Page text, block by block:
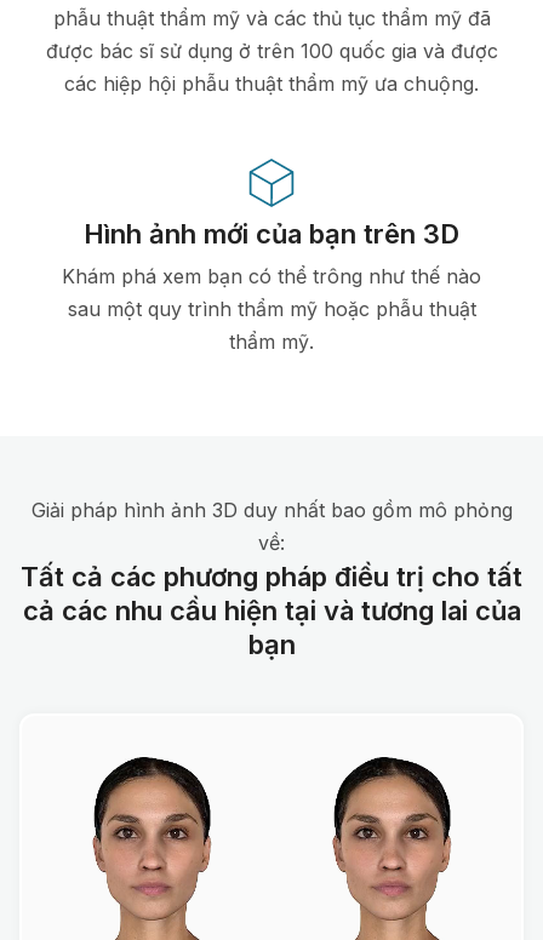
phẫu thuật thẩm mỹ và các thủ tục thẩm mỹ đã
được bác sĩ sử dụng ở trên 100 quốc gia và được
các hiệp hội phẫu thuật thẩm mỹ ưa chuộng.
Hình ảnh mới của bạn trên 3D
Khám phá xem bạn có thể trông như thế nào
sau một quy trình thẩm mỹ hoặc phẫu thuật
thẩm mỹ.
Giải pháp hình ảnh 3D duy nhất bao gồm mô phỏng
về:
Tất cả các phương pháp điều trị cho tất
cả các nhu cầu hiện tại và tương lai của
bạn